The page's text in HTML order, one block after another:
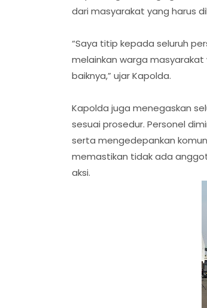
dari masyarakat yang harus
“Saya titip kepada seluruh
melainkan warga
baiknya,” ujar Kapolda.
Kapolda juga menegaskan
sesuai prosedur. Personel
serta mengedepankan
memastikan tidak ada
aksi.